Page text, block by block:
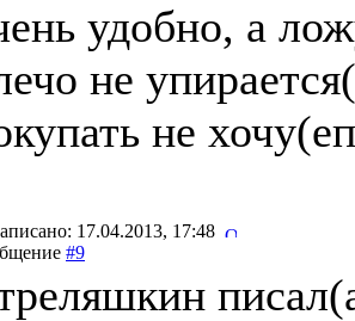
удобно, а
не
не
17.04.2013, 17:48
#9